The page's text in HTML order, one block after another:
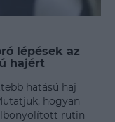
lépések az
hajért
hatású haj
hogyan
rutin